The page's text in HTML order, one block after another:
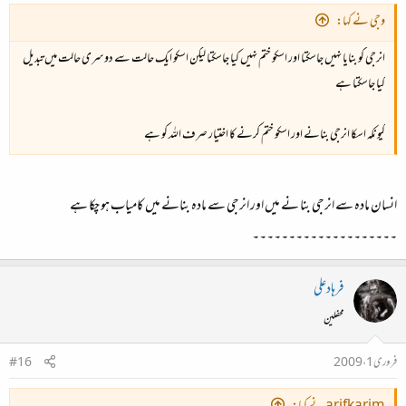
وجی نے کہا:
انرجی کو بنایا نہیں جاسکتا اور اسکو ختم نہیں کیا جاسکتا لیکن اسکو ایک حالت سے دوسری حالت میں تبدیل
کیا جاسکتا ہے
کیونکہ اسکا انرجی بنانے اور اسکو ختم کرنے کا اختیار صرف اللہ کو ہے
انسان مادہ سے انرجی بنا نے میں اور انرجی سے مادہ بنانے میں کامیاب ہو چکا ہے
۔۔۔۔۔۔۔۔۔۔۔۔۔۔۔۔۔۔۔۔
فرہادعلی
محفلین
فروری 1، 2009
#16